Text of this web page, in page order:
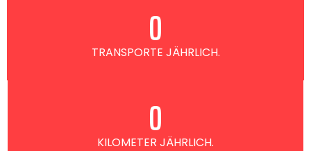
TRANSPORTE JÄHRLICH.
0
KILOMETER JÄHRLICH.
0